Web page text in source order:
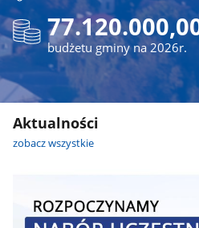
budżetu gminy na 2026r.
Aktualności
zobacz wszystkie